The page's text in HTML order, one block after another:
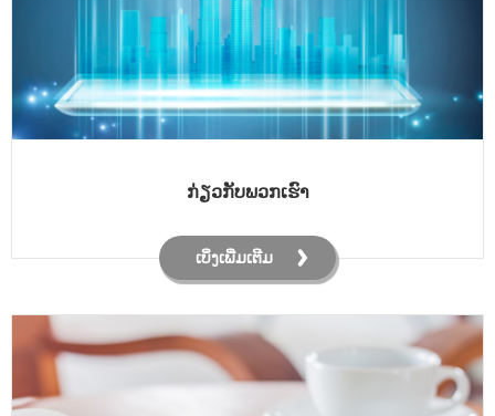
ກ່ຽວ​ກັບ​ພວກ​ເຮົາ
ເບິ່ງເພີ່ມເຕີມ